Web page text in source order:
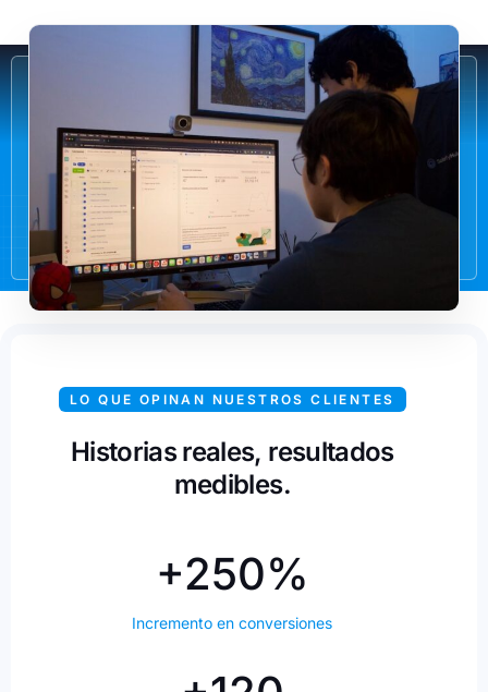
LO QUE OPINAN NUESTROS CLIENTES
Historias reales, resultados
medibles.
+250%
Incremento en conversiones